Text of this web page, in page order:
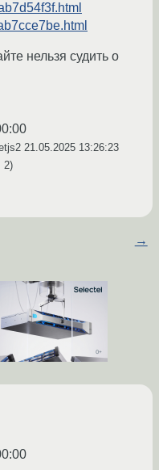
нельзя судить о
21.05.2025 13:26:23
2)
→